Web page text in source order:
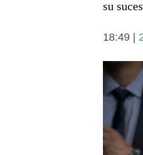
Arte y
su
18:49 |